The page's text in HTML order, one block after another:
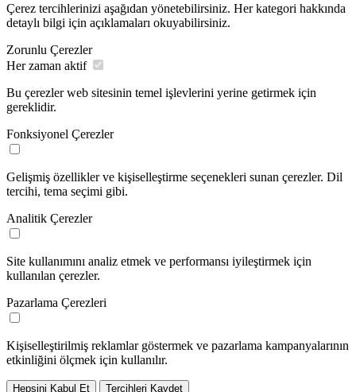
Çerez tercihlerinizi aşağıdan yönetebilirsiniz. Her kategori hakkında
detaylı bilgi için açıklamaları okuyabilirsiniz.
Zorunlu Çerezler
Her zaman aktif
Bu çerezler web sitesinin temel işlevlerini yerine getirmek için
gereklidir.
Fonksiyonel Çerezler
Gelişmiş özellikler ve kişiselleştirme seçenekleri sunan çerezler. Dil
tercihi, tema seçimi gibi.
Analitik Çerezler
Site kullanımını analiz etmek ve performansı iyileştirmek için
kullanılan çerezler.
Pazarlama Çerezleri
Kişiselleştirilmiş reklamlar göstermek ve pazarlama kampanyalarının
etkinliğini ölçmek için kullanılır.
Hepsini Kabul Et Tercihleri Kaydet